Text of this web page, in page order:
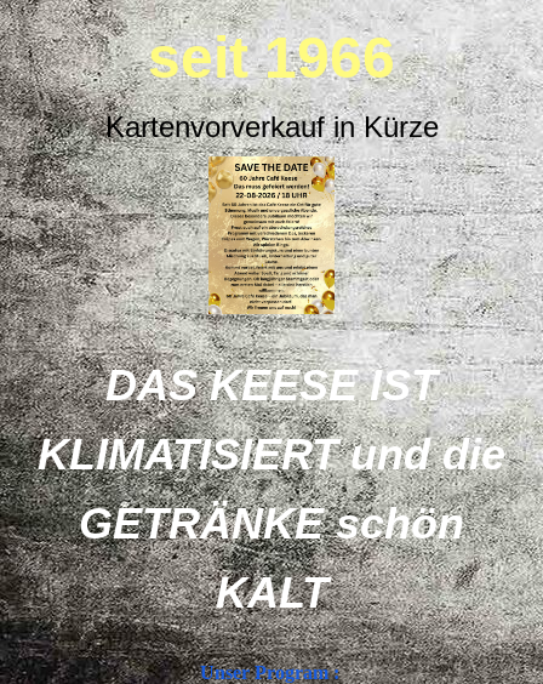
seit 1966
Kartenvorverkauf in Kürze
DAS KEESE IST
KLIMATISIERT und die
GETRÄNKE schön
KALT
Unser Program :